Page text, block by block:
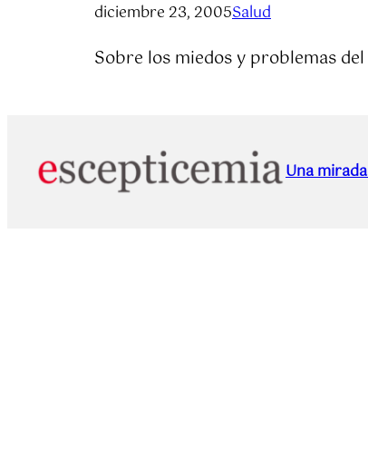
diciembre 23, 2005Salud
Sobre los miedos y problemas
Una